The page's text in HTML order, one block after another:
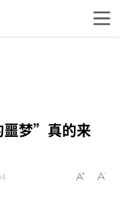
噩梦”真的来